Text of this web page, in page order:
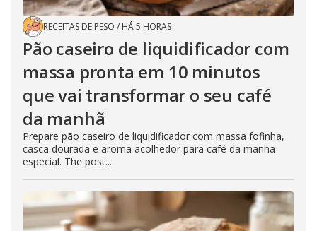
RECEITAS DE PESO / HÁ 5 HORAS
Pão caseiro de liquidificador com
massa pronta em 10 minutos
que vai transformar o seu café
da manhã
Prepare pão caseiro de liquidificador com massa fofinha,
casca dourada e aroma acolhedor para café da manhã
especial. The post...